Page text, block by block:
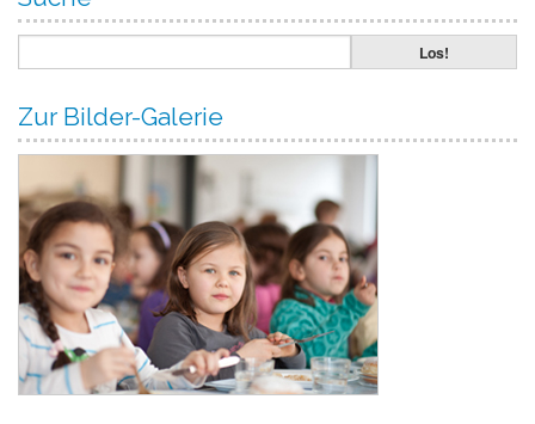
Zur Bilder-Galerie